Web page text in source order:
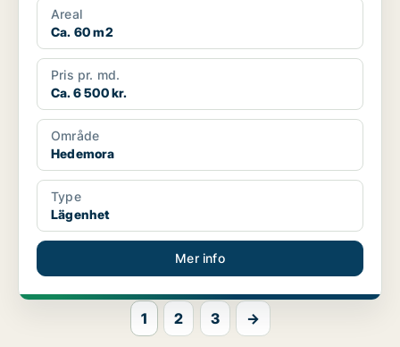
Areal
Ca. 60 m2
Pris pr. md.
Ca. 6 500 kr.
Område
Hedemora
Type
Lägenhet
Mer info
1 2 3 →